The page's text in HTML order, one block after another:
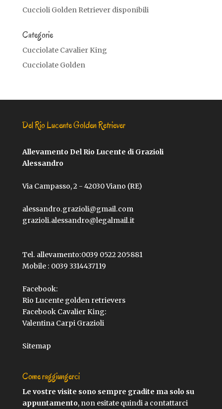
Cuccioli Golden Retriever disponibili
Categorie
Cucciolate Cavalier King
Cucciolate Golden
Del Rio Lucente Golden Retriever
Allevamento Del Rio Lucente di Grazioli
Alessandro
Via Campasso, 2 - 42030 Viano (RE)
alessandro.grazioli@gmail.com
grazioli.alessandro@legalmail.it
Tel. allevamento:0039 0522 205881
Mobile : 0039 3314437119
Facebook:
Rio Lucente golden retrievers
Facebook Cavalier King:
Valentina Carpi Grazioli
Sitemap
Come raggiungerci
Le vostre visite sono sempre gradite ma solo su
appuntamento, non esitate quindi a contattarci